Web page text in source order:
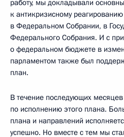
работу, мы докладывали
к антикризисному
в Федеральном Собрании, в
Федерального Собрания. И с
о федеральном бюджете в
парламентом также был
план.
В течение последующих
по исполнению этого плана.
плана и направлений
успешно. Но вместе с тем мы